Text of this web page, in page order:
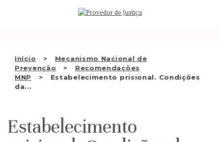
Início
Mecanismo Nacional de
Prevenção
Recomendações
MNP
Estabelecimento prisional. Condições
da...
QUEM SOMOS
RECOMENDAÇÕES E OUTRAS
DECISÕES
APRESENTAR QUEIXA
PT
Estabelecimento